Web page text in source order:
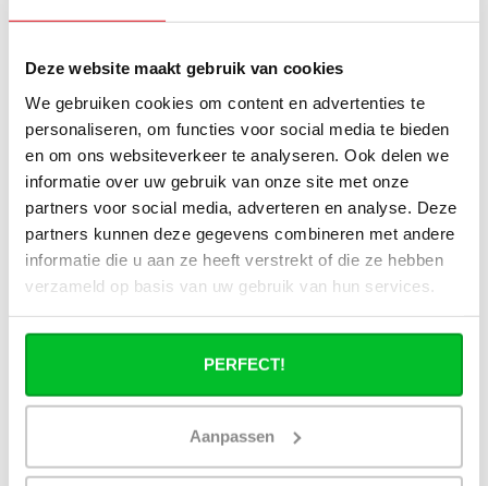
Deze website maakt gebruik van cookies
We gebruiken cookies om content en advertenties te
personaliseren, om functies voor social media te bieden
en om ons websiteverkeer te analyseren. Ook delen we
informatie over uw gebruik van onze site met onze
partners voor social media, adverteren en analyse. Deze
partners kunnen deze gegevens combineren met andere
informatie die u aan ze heeft verstrekt of die ze hebben
verzameld op basis van uw gebruik van hun services.
PERFECT!
Aanpassen
radiateur compact 6 et un radiateur
Les matériaux de suspension sont-ils
fournis ?
De quoi ai-je encore besoin pour
compléter l'installation de mon
radiateur ?
Puis-je connecter ma tête
thermostatique intelligente aux
radiateurs à panneaux de
Radiator‑Outlet ?